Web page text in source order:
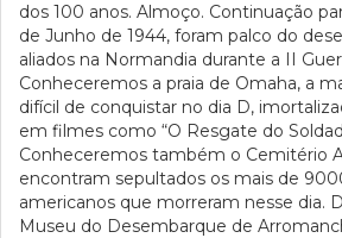
dos 100 anos. Almoço. Continuação
de Junho de 1944, foram palco do
aliados na Normandia durante a II
Conheceremos a praia de Omaha, a
difícil de conquistar no dia D,
em filmes como “O Resgate do
Conheceremos também o Cemitério
encontram sepultados os mais de
americanos que morreram nesse dia.
Museu do Desembarque de